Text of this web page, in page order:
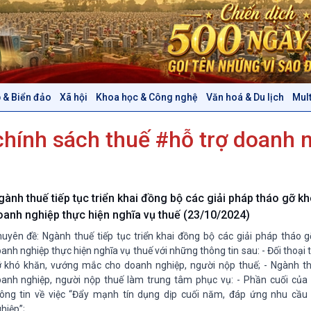
Biển đảo Xã hội Khoa học & Công nghệ Văn hoá & Du lịch
Tin Chính trị
Đảng trong cuộc sống
Nhận diện sự thật
Pháp luật và đời sống
Tin thế giới
Vấn đề quốc tế
Biên cương - Một dải vững
bền
Văn hoá & Du lịch
Tin Văn hoá & Du lịch
Multimedia
Ảnh
sách thuế #hỗ trợ doanh
thuế tiếp tục triển khai đồng bộ các giải pháp tháo gỡ
nghiệp thực hiện nghĩa vụ thuế (23/10/2024)
đề: Ngành thuế tiếp tục triển khai đồng bộ các giải pháp tháo
nghiệp thực hiện nghĩa vụ thuế với những thông tin sau: - Đối thoại
khó khăn, vướng mắc cho doanh nghiệp, người nộp thuế; - Ngành
nghiệp, người nộp thuế làm trung tâm phục vụ: - Phần cuối
tin về việc “Đẩy mạnh tín dụng dịp cuối năm, đáp ứng nhu cầu